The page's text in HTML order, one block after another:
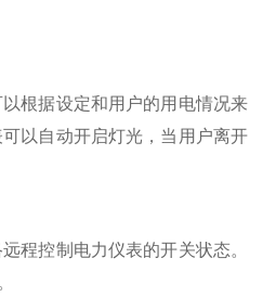
根据设定和用户的用电情况来
以自动开启灯光，当用户离开
控制电力仪表的开关状态。